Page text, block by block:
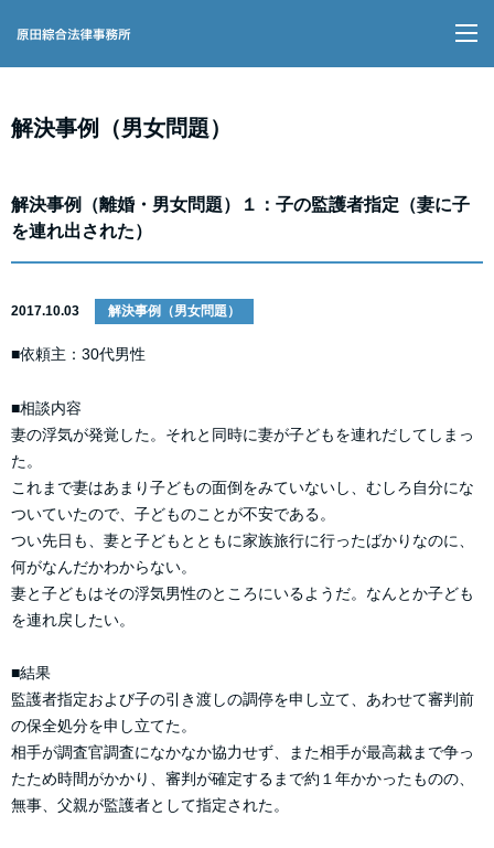
解決事例（男女問題）
解決事例（離婚・男女問題）１：子の監護者指定（妻に子
を連れ出された）
2017.10.03 解決事例（男女問題）
■依頼主：30代男性
■相談内容
妻の浮気が発覚した。それと同時に妻が子どもを連れだしてしまっ
た。
これまで妻はあまり子どもの面倒をみていないし、むしろ自分にな
ついていたので、子どものことが不安である。
つい先日も、妻と子どもとともに家族旅行に行ったばかりなのに、
何がなんだかわからない。
妻と子どもはその浮気男性のところにいるようだ。なんとか子ども
を連れ戻したい。
■結果
監護者指定および子の引き渡しの調停を申し立て、あわせて審判前
の保全処分を申し立てた。
相手が調査官調査になかなか協力せず、また相手が最高裁まで争っ
たため時間がかかり、審判が確定するまで約１年かかったものの、
無事、父親が監護者として指定された。